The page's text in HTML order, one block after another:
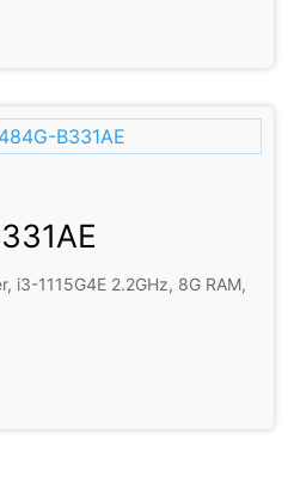
i3-1115G4E 2.2GHz, 8G RAM,